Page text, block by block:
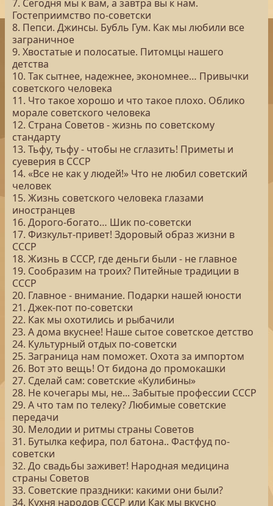
7. Сегодня мы к вам, а завтра вы к нам.
Гостеприимство по-советски
8. Пепси. Джинсы. Бубль Гум. Как мы любили все
заграничное
9. Хвостатые и полосатые. Питомцы нашего
детства
10. Так сытнее, надежнее, экономнее… Привычки
советского человека
11. Что такое хорошо и что такое плохо. Облико
морале советского человека
12. Страна Советов - жизнь по советскому
стандарту
13. Тьфу, тьфу - чтобы не сглазить! Приметы и
суеверия в СССР
14. «Все не как у людей!» Что не любил советский
человек
15. Жизнь советского человека глазами
иностранцев
16. Дорого-богато… Шик по-советски
17. Физкульт-привет! Здоровый образ жизни в
СССР
18. Жизнь в СССР, где деньги были - не главное
19. Сообразим на троих? Питейные традиции в
СССР
20. Главное - внимание. Подарки нашей юности
21. Джек-пот по-советски
22. Как мы охотились и рыбачили
23. А дома вкуснее! Наше сытое советское детство
24. Культурный отдых по-советски
25. Заграница нам поможет. Охота за импортом
26. Вот это вещь! От бидона до промокашки
27. Сделай сам: советские «Кулибины»
28. Не кочегары мы, не... Забытые профессии СССР
29. А что там по телеку? Любимые советские
передачи
30. Мелодии и ритмы страны Советов
31. Бутылка кефира, пол батона.. Фастфуд по-
советски
32. До свадьбы заживет! Народная медицина
страны Советов
33. Советские праздники: какими они были?
34. Кухня народов СССР или Как мы вкусно